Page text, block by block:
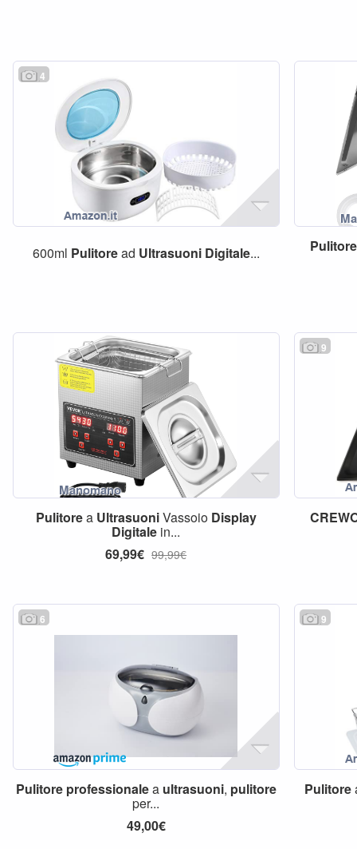
4
600ml Pulitoread Ultrasuoni Digitale... Pulitore
Pulitorea UltrasuoniVassoio Display
Digitale in...
69,99€ 99,99€
9
6
Pulitore professionalea ultrasuoni, pulitore
per...
49,00€
9
Pulitore